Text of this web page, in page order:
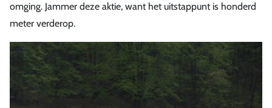
omging. Jammer deze aktie, want het uitstappunt is honderd
meter verderop.